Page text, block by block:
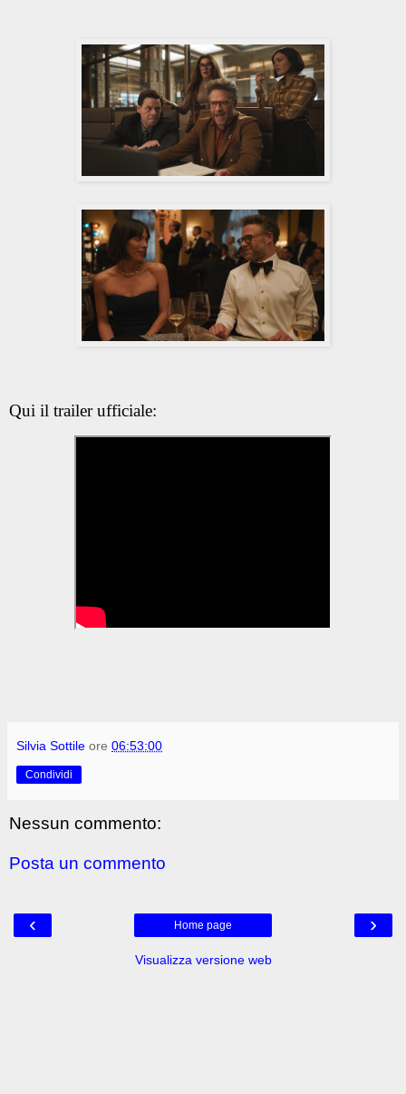
Qui il trailer ufficiale:
Silvia Sottile ore 06:53:00
Condividi
Nessun commento:
Posta un commento
‹ ›
Home page
Visualizza versione web